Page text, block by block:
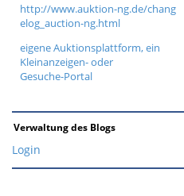
http://www.auktion-ng.de/chang
elog_auction-ng.html
eigene Auktionsplattform, ein
Kleinanzeigen- oder
Gesuche-Portal
Verwaltung des Blogs
Login